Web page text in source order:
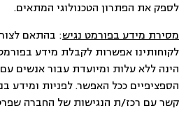
לספק את הפתרון הטכנולוגי המתאים.
מסירת מידע בפורמט נגיש: בהתאם
לקוחותינו אפשרות לקבלת מידע
הינה ללא עלות ומיועדת עבור אנשים
הספציפיים ככל האפשר. לפניות ומידע
קשר עם רכז/ת הנגישות של החברה